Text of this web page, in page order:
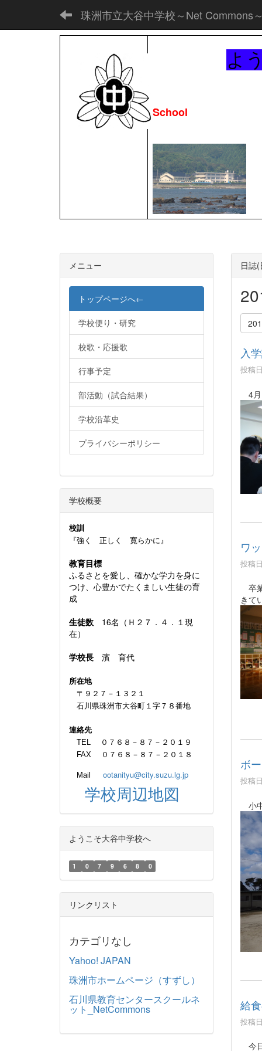
珠洲市立大谷中学校～Net Commons
よ
School
日誌
入
投稿
4月
ワ
投稿
卒
きて
ボ
投稿
小
給
投稿
今
メニュー
トップページへ←
学校便り・研究
校歌・応援歌
行事予定
部活動（試合結果）
学校沿革史
プライバシーポリシー
学校概要
校訓
『強く 正しく 寛らかに』
教育目標
ふるさとを愛し、確かな学力を身に
つけ、心豊かでたくましい生徒の育
成
生徒数 16名（Ｈ２７．４．１現
在）
学校長 濱 育代
所在地
〒９２７－１３２１
石川県珠洲市大谷町１字７８番地
連絡先
TEL ０７６８－８７－２０１９
FAX ０７６８－８７－２０１８
Mail ootanityu@city.suzu.lg.jp
学校周辺地図
ようこそ大谷中学校へ
1 0 7 9 6 8 0
リンクリスト
カテゴリなし
Yahoo! JAPAN
珠洲市ホームページ（すずし）
石川県教育センタースクールネ
ット_NetCommons